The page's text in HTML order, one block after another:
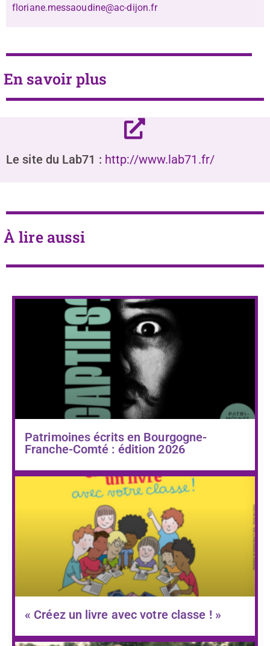
floriane.messaoudine@ac-dijon.fr
En savoir plus
Le site du Lab71 : http://www.lab71.fr/
À lire aussi
Patrimoines écrits en Bourgogne-
Franche-Comté : édition 2026
« Créez un livre avec votre classe ! »